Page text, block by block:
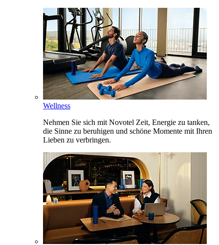
Wellness
Nehmen Sie sich mit Novotel Zeit, Energie zu tanken,
die Sinne zu beruhigen und schöne Momente mit Ihren
Lieben zu verbringen.